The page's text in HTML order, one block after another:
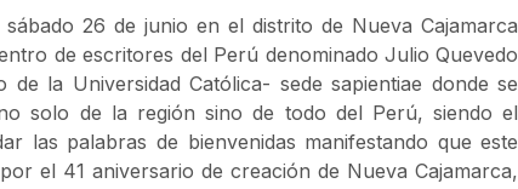
26 de junio en el distrito de Nueva Cajamarca
de escritores del Perú denominado Julio Quevedo
la Universidad Católica- sede sapientiae donde se
solo de la región sino de todo del Perú, siendo el
las palabras de bienvenidas manifestando que este
el 41 aniversario de creación de Nueva Cajamarca,